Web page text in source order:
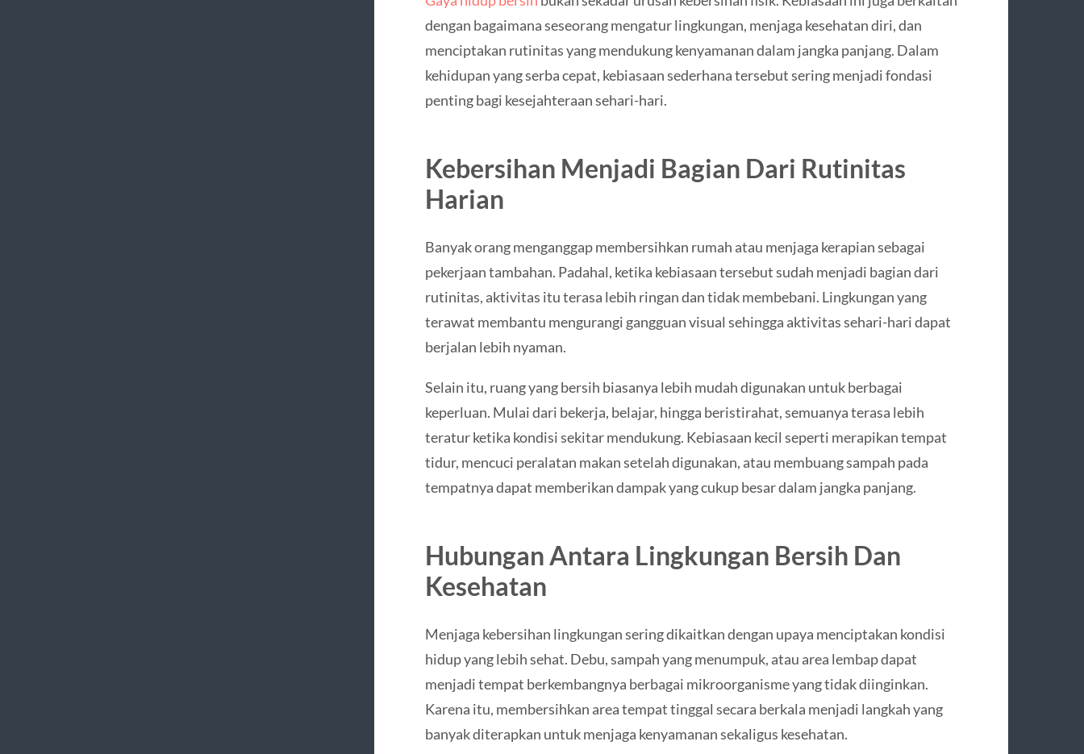
dengan bagaimana seseorang mengatur lingkungan, menjaga kesehatan diri, dan
menciptakan rutinitas yang mendukung kenyamanan dalam jangka panjang. Dalam
kehidupan yang serba cepat, kebiasaan sederhana tersebut sering menjadi fondasi
penting bagi kesejahteraan sehari-hari.
Kebersihan Menjadi Bagian Dari Rutinitas
Harian
Banyak orang menganggap membersihkan rumah atau menjaga kerapian sebagai
pekerjaan tambahan. Padahal, ketika kebiasaan tersebut sudah menjadi bagian dari
rutinitas, aktivitas itu terasa lebih ringan dan tidak membebani. Lingkungan yang
terawat membantu mengurangi gangguan visual sehingga aktivitas sehari-hari dapat
berjalan lebih nyaman.
Selain itu, ruang yang bersih biasanya lebih mudah digunakan untuk berbagai
keperluan. Mulai dari bekerja, belajar, hingga beristirahat, semuanya terasa lebih
teratur ketika kondisi sekitar mendukung. Kebiasaan kecil seperti merapikan tempat
tidur, mencuci peralatan makan setelah digunakan, atau membuang sampah pada
tempatnya dapat memberikan dampak yang cukup besar dalam jangka panjang.
Hubungan Antara Lingkungan Bersih Dan
Kesehatan
Menjaga kebersihan lingkungan sering dikaitkan dengan upaya menciptakan kondisi
hidup yang lebih sehat. Debu, sampah yang menumpuk, atau area lembap dapat
menjadi tempat berkembangnya berbagai mikroorganisme yang tidak diinginkan.
Karena itu, membersihkan area tempat tinggal secara berkala menjadi langkah yang
banyak diterapkan untuk menjaga kenyamanan sekaligus kesehatan.